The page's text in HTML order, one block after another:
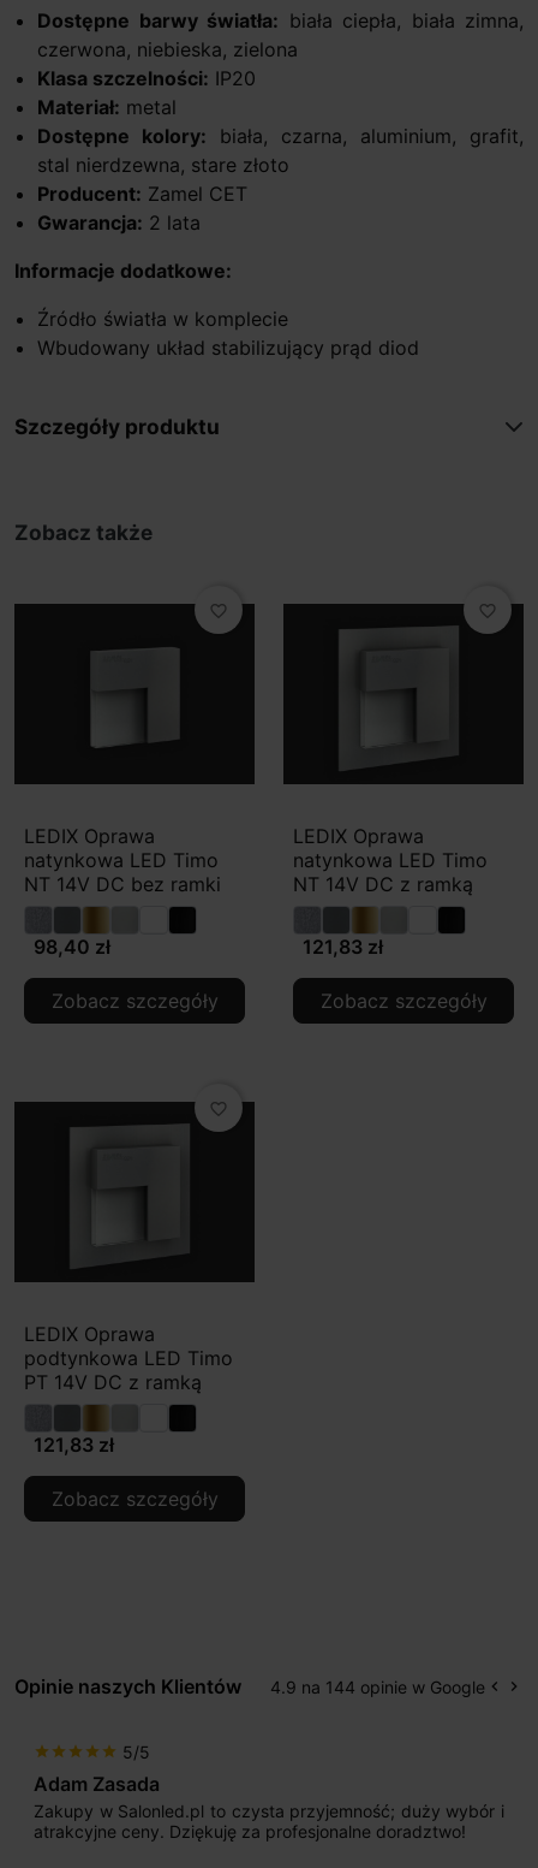
Dostępne barwy światła: biała ciepła, biała zimna,
czerwona, niebieska, zielona
Klasa szczelności: IP20
Materiał: metal
Dostępne kolory: biała, czarna, aluminium, grafit,
stal nierdzewna, stare złoto
Producent: Zamel CET
Gwarancja: 2 lata
Informacje dodatkowe:
Źródło światła w komplecie
Wbudowany układ stabilizujący prąd diod
Szczegóły produktu
Zobacz także
favorite_border
LEDIX Oprawa
natynkowa LED Timo
NT 14V DC bez ramki
98,40 zł
Zobacz szczegóły
favorite_border
LEDIX Oprawa
natynkowa LED Timo
NT 14V DC z ramką
121,83 zł
Zobacz szczegóły
favorite_border
LEDIX Oprawa
podtynkowa LED Timo
PT 14V DC z ramką
121,83 zł
Zobacz szczegóły
Opinie naszych Klientów 4.9 na 144 opinie w Google keyboard_arrow_left keyboard_arrow_right
starstarstarstarstar 5/5
Adam Zasada
Zakupy w Salonled.pl to czysta przyjemność; duży wybór i
atrakcyjne ceny. Dziękuję za profesjonalne doradztwo!